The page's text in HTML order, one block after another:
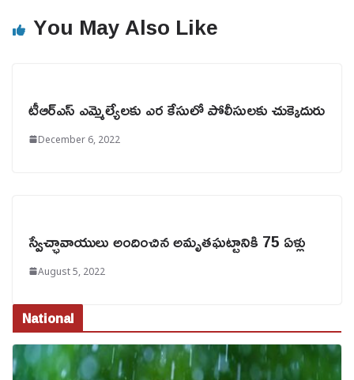
You May Also Like
టీఆర్‌ఎస్‌ ఎమ్మెల్యేలకు ఎర కేసులో పోలీసులకు చుక్కెదురు
December 6, 2022
స్వేచ్ఛావాయులు అందించిన అమృతఘట్టానికి 75 ఏళ్లు
August 5, 2022
National